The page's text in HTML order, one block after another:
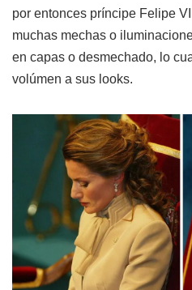
por entonces príncipe Felipe
muchas mechas o
en capas o desmechado, lo
volúmen a sus looks.